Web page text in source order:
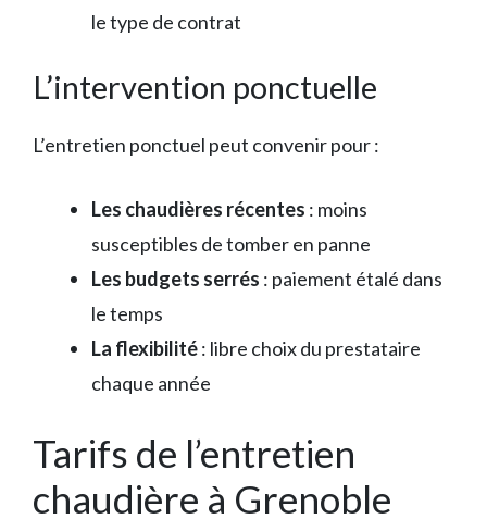
le type de contrat
L’intervention ponctuelle
L’entretien ponctuel peut convenir pour :
Les chaudières récentes : moins
susceptibles de tomber en panne
Les budgets serrés : paiement étalé dans
le temps
La flexibilité: libre choix du prestataire
chaque année
Tarifs de l’entretien
chaudière à Grenoble